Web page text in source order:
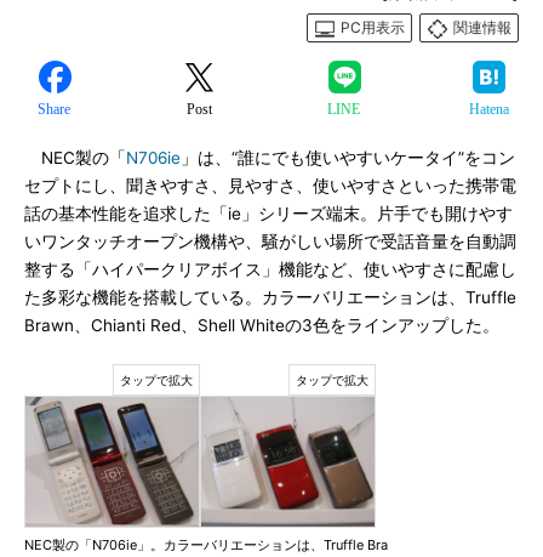
PC用表示
関連情報
Share Post LINE Hatena
NEC製の「N706ie 」は、“誰にでも使いやすいケータイ”をコン
セプトにし、聞きやすさ、見やすさ、使いやすさといった携帯電
話の基本性能を追求した「ie」シリーズ端末。片手でも開けやす
いワンタッチオープン機構や、騒がしい場所で受話音量を自動調
整する「ハイパークリアボイス」機能など、使いやすさに配慮し
た多彩な機能を搭載している。カラーバリエーションは、Truffle
Brawn、Chianti Red、Shell Whiteの3色をラインアップした。
NEC製の「N706ie」。カラーバリエーションは、Truffle Bra